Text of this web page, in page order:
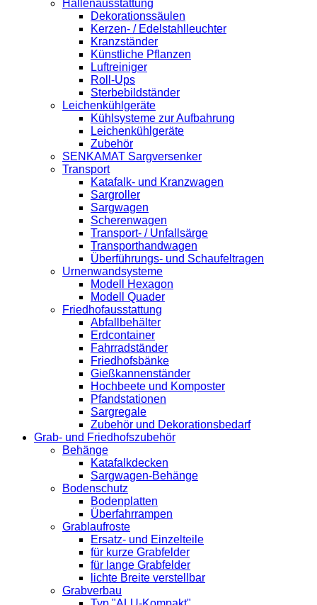
Hallenausstattung
Dekorationssäulen
Kerzen- / Edelstahlleuchter
Kranzständer
Künstliche Pflanzen
Luftreiniger
Roll-Ups
Sterbebildständer
Leichenkühlgeräte
Kühlsysteme zur Aufbahrung
Leichenkühlgeräte
Zubehör
SENKAMAT Sargversenker
Transport
Katafalk- und Kranzwagen
Sargroller
Sargwagen
Scherenwagen
Transport- / Unfallsärge
Transporthandwagen
Überführungs- und Schaufeltragen
Urnenwandsysteme
Modell Hexagon
Modell Quader
Friedhofausstattung
Abfallbehälter
Erdcontainer
Fahrradständer
Friedhofsbänke
Gießkannenständer
Hochbeete und Komposter
Pfandstationen
Sargregale
Zubehör und Dekorationsbedarf
Grab- und Friedhofszubehör
Behänge
Katafalkdecken
Sargwagen-Behänge
Bodenschutz
Bodenplatten
Überfahrrampen
Grablaufroste
Ersatz- und Einzelteile
für kurze Grabfelder
für lange Grabfelder
lichte Breite verstellbar
Grabverbau